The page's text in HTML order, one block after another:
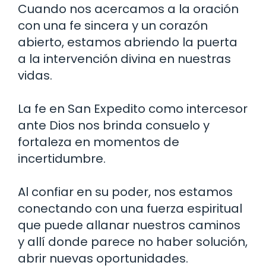
Cuando nos acercamos a la oración
con una fe sincera y un corazón
abierto, estamos abriendo la puerta
a la intervención divina en nuestras
vidas.
La fe en San Expedito como intercesor
ante Dios nos brinda consuelo y
fortaleza en momentos de
incertidumbre.
Al confiar en su poder, nos estamos
conectando con una fuerza espiritual
que puede allanar nuestros caminos
y allí donde parece no haber solución,
abrir nuevas oportunidades.